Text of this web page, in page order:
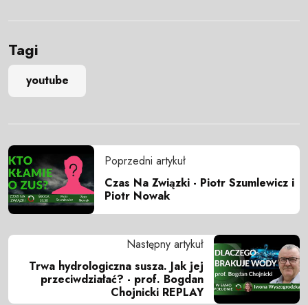
Tagi
youtube
Poprzedni artykuł
Czas Na Związki - Piotr Szumlewicz i
Piotr Nowak
Następny artykuł
Trwa hydrologiczna susza. Jak jej
przeciwdziałać? - prof. Bogdan
Chojnicki REPLAY